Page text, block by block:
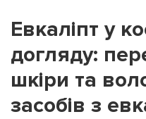
Евкаліпт у
догляду:
шкіри та
засобів з